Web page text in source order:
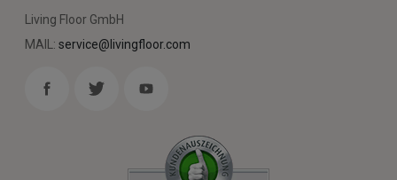
Living Floor GmbH
MAIL: service@livingfloor.com